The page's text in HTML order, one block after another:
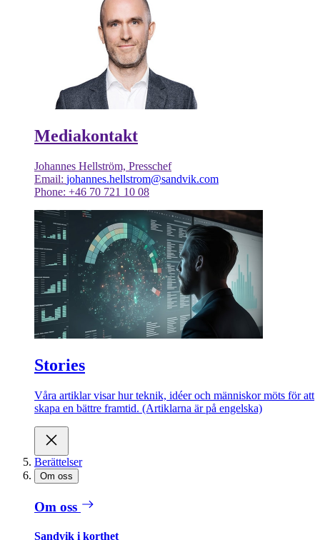
Mediakontakt
Johannes Hellström, Presschef
Email: johannes.hellstrom@sandvik.com
Phone: +46 70 721 10 08
Stories
Våra artiklar visar hur teknik, idéer och människor möts för att
skapa en bättre framtid. (Artiklarna är på engelska)
Berättelser
Om oss
Om oss
Sandvik i korthet